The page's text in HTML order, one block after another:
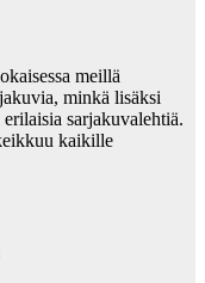
meillä
minkä lisäksi
sarjakuvalehtiä.
kaikille